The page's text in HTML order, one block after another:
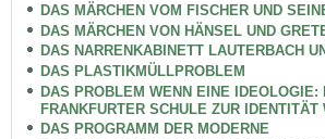
DAS MÄRCHEN VOM FISCHER UND
DAS MÄRCHEN VON HÄNSEL UND
DAS NARRENKABINETT LAUTERBACH
DAS PLASTIKMÜLLPROBLEM
DAS PROBLEM WENN EINE IDEOLOGIE:
FRANKFURTER SCHULE ZUR IDENTITÄT
DAS PROGRAMM DER MODERNE